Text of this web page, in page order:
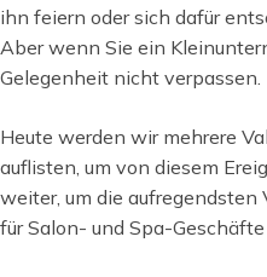
ihn feiern oder sich dafür
Aber wenn Sie ein
Gelegenheit nicht verpassen.
Heute werden wir mehrere
auflisten, um von diesem
weiter, um die
für Salon- und Spa-Geschäfte